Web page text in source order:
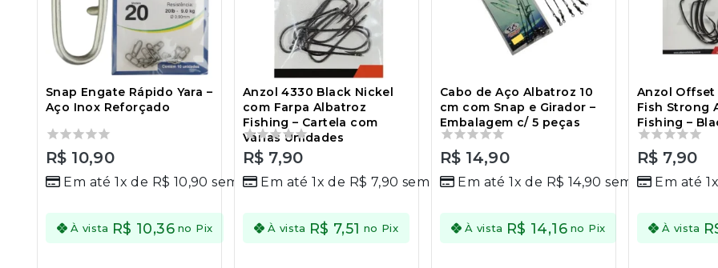
Snap Engate Rápido Yara –
Aço Inox Reforçado
0
of
R$ 10,90
Em até 1x de R$ 10,90 sem juros
À vista R$ 10,36 no Pix
Economize
R$0,55no
Anzol 4330 Black Nickel
com Farpa Albatroz
Fishing – Cartela com
Várias Unidades
0
of
R$ 7,90
Em até 1x de R$ 7,90 sem juros
À vista R$ 7,51 no Pix
Economize
R$0,40no
Cabo de Aço Albatroz 10
cm com Snap e Girador –
Embalagem c/ 5 peças
0
of
R$ 14,90
Em até 1x de R$ 14,90 sem juros
À vista R$ 14,16 no Pix
R$
Anzol Offset
Fish Strong
Fishing –
0
of
R$ 7,90
Em até
À vista